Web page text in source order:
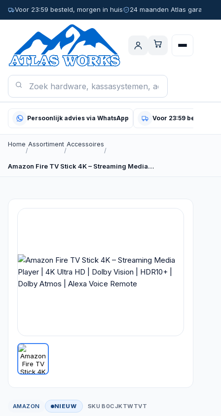
Voor 23:59 besteld, morgen in huis 24 maanden Atlas garantie
Persoonlijk advies via WhatsApp Voor 23:59 besteld,
Home
/
Assortiment
/
Accessoires
/
Amazon Fire TV Stick 4K – Streaming Media…
AMAZON NIEUW SKU B0CJKTWTVT